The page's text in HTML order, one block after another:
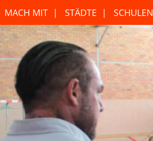
MACH MIT STÄDTE SCHULEN